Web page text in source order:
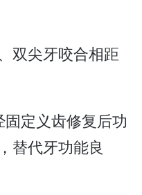
双尖牙咬合相距
固定义齿修复后功
替代牙功能良